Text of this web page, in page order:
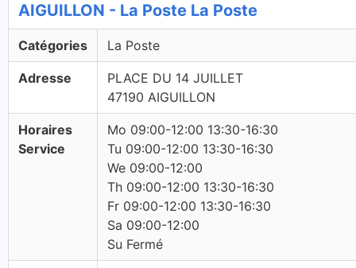
AIGUILLON - La Poste La Poste
Catégories La Poste
Adresse
PLACE DU 14 JUILLET
47190 AIGUILLON
Horaires
Service
Mo 09:00-12:00 13:30-16:30
Tu 09:00-12:00 13:30-16:30
We 09:00-12:00
Th 09:00-12:00 13:30-16:30
Fr 09:00-12:00 13:30-16:30
Sa 09:00-12:00
Su Fermé